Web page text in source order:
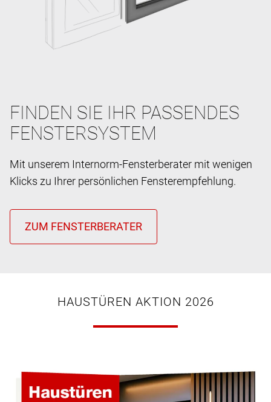
FINDEN SIE IHR PASSENDES
FENSTERSYSTEM
Mit unserem Internorm-Fensterberater mit wenigen
Klicks zu Ihrer persönlichen Fensterempfehlung.
HAUSTÜREN AKTION 2026